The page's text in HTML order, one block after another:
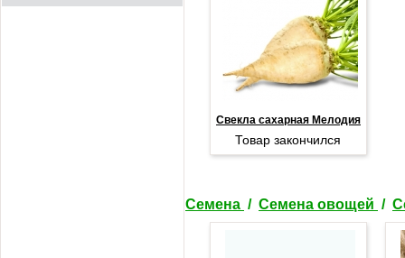
Свекла сахарная Мелодия
Товар закончился
Семена / Семена овощей /